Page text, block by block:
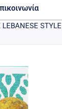
STYLE